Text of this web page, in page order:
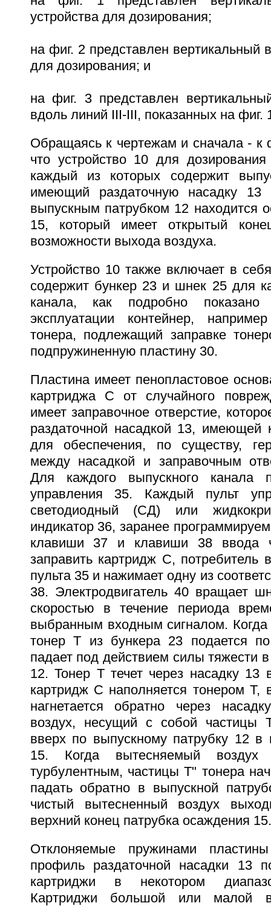
устройства для дозирования;
на фиг. 2 представлен вертикальный
для дозирования; и
на фиг. 3 представлен
вдоль линий III-III, показанных на фиг.
Обращаясь к чертежам и сначала - к
что устройство 10 для
каждый из которых содержит
имеющий раздаточную насадку
выпускным патрубком 12 находится
15, который имеет открытый
возможности выхода воздуха.
Устройство 10 также включает в
содержит бункер 23 и шнек 25 для
канала, как подробно
эксплуатации контейнер,
тонера, подлежащий заправке
подпружиненную пластину 30.
Пластина имеет пенопластовое
картриджа C от случайного
имеет заправочное отверстие,
раздаточной насадкой 13, имеющей
для обеспечения, по существу,
между насадкой и заправочным
Для каждого выпускного канала
управления 35. Каждый пульт
светодиодный (СД) или
индикатор 36, заранее
клавиши 37 и клавиши 38 ввода
заправить картридж C,
пульта 35 и нажимает одну из
38. Электродвигатель 40 вращает
скоростью в течение периода
выбранным входным сигналом.
тонер T из бункера 23 подается
падает под действием силы тяжести
12. Тонер T течет через насадку 13
картридж C наполняется тонером T,
нагнетается обратно через
воздух, несущий с собой частицы
вверх по выпускному патрубку 12 в
15. Когда вытесняемый воздух
турбулентным, частицы T" тонера
падать обратно в выпускной
чистый вытесненный воздух
верхний конец патрубка осаждения 15.
Отклоняемые пружинами
профиль раздаточной насадки 13
картриджи в некотором
Картриджи большой или малой